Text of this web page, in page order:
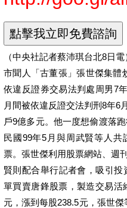
（中央社記者蔡沛琪台北8日
市聞人「古董張」張世傑集體
依違反證券交易法判處周男7
月間被依違反證交法判刑8年6
戶9億多元。他一度想偷渡落
民國99年5月與周武賢等人
票。張世傑利用股票網站、週
賢則配合舉行記者會，吸引
單買賣唐鋒股票，製造交易活
元，漲到每股238.5元，張世